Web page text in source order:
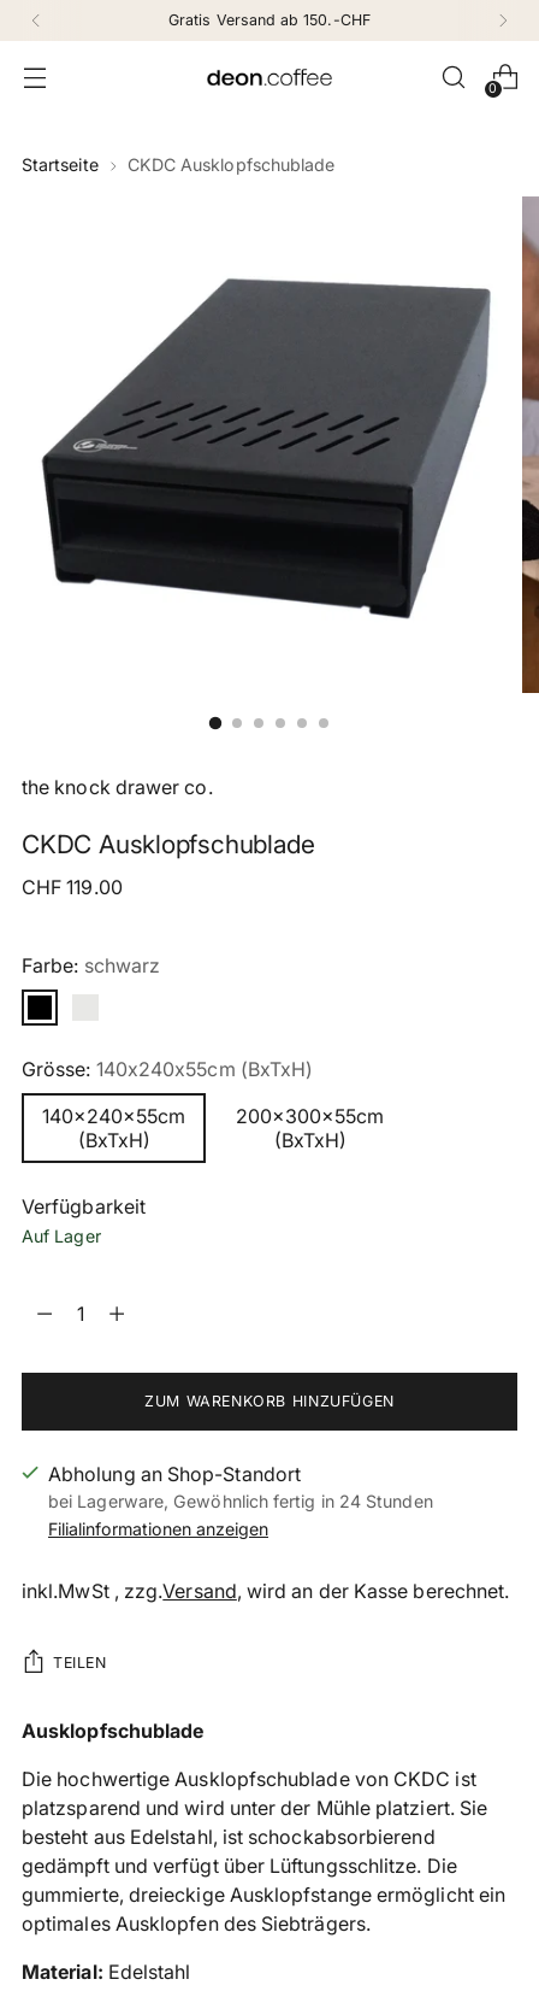
Gratis Versand ab 150.-CHF
0
Startseite CKDC Ausklopfschublade
the knock drawer co.
CKDC Ausklopfschublade
Regulärer
CHF 119.00
Farbe: schwarz
Grösse: 140x240x55cm (BxTxH)
140x240x55cm
(BxTxH)
200x300x55cm
(BxTxH)
Verfügbarkeit
Auf Lager
Menge
ZUM WARENKORB HINZUFÜGEN
Abholung an Shop-Standort
bei Lagerware, Gewöhnlich fertig in 24 Stunden
Filialinformationen anzeigen
inkl.MwSt , zzg.Versand, wird an der Kasse berechnet.
TEILEN
Produkt
den
Warenkorb
legen
Ausklopfschublade
Die hochwertige Ausklopfschublade von CKDC ist
platzsparend und wird unter der Mühle platziert. Sie
besteht aus Edelstahl, ist schockabsorbierend
gedämpft und verfügt über Lüftungsschlitze. Die
gummierte, dreieckige Ausklopfstange ermöglicht ein
optimales Ausklopfen des Siebträgers.
Material: Edelstahl